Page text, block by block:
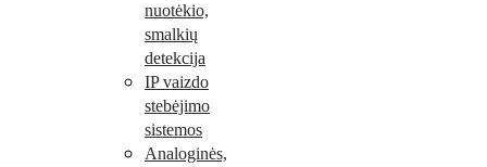
nuotėkio,
smalkių
detekcija
IP vaizdo
stebėjimo
sistemos
Analoginės,